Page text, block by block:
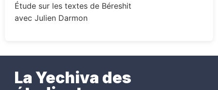
Étude sur les textes de Béreshit
avec Julien Darmon
La Yechiva des